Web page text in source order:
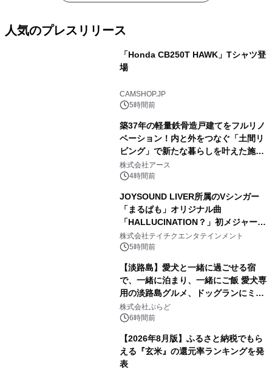
人気のプレスリリース
「Honda CB250T HAWK」Tシャツ登
場
CAMSHOP.JP
5時間前
築37年の軽量鉄骨造戸建てをフルリノ
ベーション！内と外をつなぐ「土間リ
ビング」で新たな暮らしを叶えた施工
事例を株式会社アースが公開
株式会社アース
4時間前
JOYSOUND LIVER所属のVシンガー
「まるぱも」オリジナル曲
「HALLUCINATION？」初メジャー配
信リリース決定！
株式会社テイチクエンタテインメント
5時間前
【淡路島】愛犬と一緒に過ごせる宿
で、一緒に泊まり、一緒にご飯 愛犬専
用の淡路島グルメ、ドッグランにミニ
プール グランピングとトレーラーハウ
スの2施設で
株式会社ぷらど
6時間前
【2026年8月版】ふるさと納税でもら
える『玄米』の還元率ランキングを発
表